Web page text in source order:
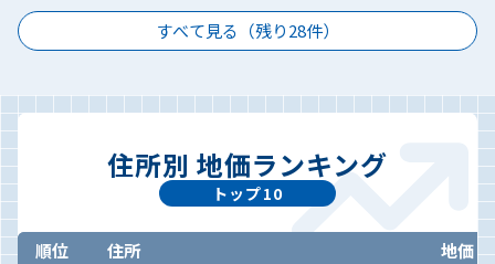
すべて見る（残り28件）
住所別 地価ランキング
トップ10
順位 住所 地価